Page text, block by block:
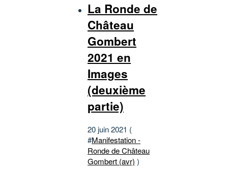
La Ronde de
Château
Gombert
2021 en
Images
(deuxième
partie)
20 juin 2021 (
#Manifestation -
Ronde de Château
Gombert (avr) )